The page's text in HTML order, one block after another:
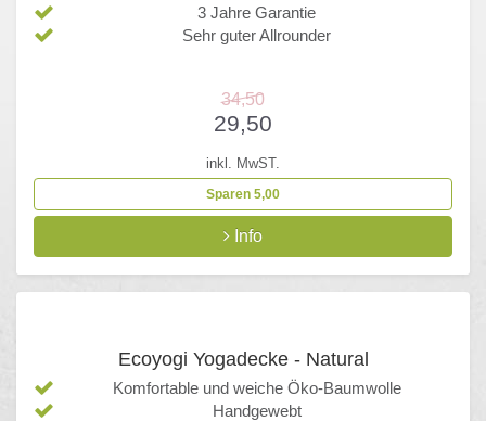
3 Jahre Garantie
Sehr guter Allrounder
34,50
29,50
inkl. MwST.
Sparen 5,00
Info
Ecoyogi Yogadecke - Natural
Komfortable und weiche Öko-Baumwolle
Handgewebt